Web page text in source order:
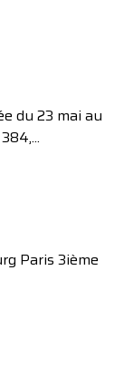
du 23 mai au
Paris 3ième